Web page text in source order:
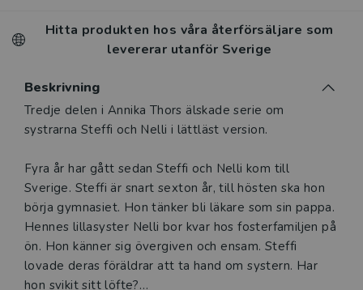
Hitta produkten hos våra återförsäljare som
levererar utanför Sverige
Beskrivning
Beskrivning
Tredje delen i Annika Thors älskade serie om
systrarna Steffi och Nelli i lättläst version.
Fyra år har gått sedan Steffi och Nelli kom till
Sverige. Steffi är snart sexton år, till hösten ska hon
börja gymnasiet. Hon tänker bli läkare som sin pappa.
Hennes lillasyster Nelli bor kvar hos fosterfamiljen på
ön. Hon känner sig övergiven och ensam. Steffi
lovade deras föräldrar att ta hand om systern. Har
hon svikit sitt löfte?